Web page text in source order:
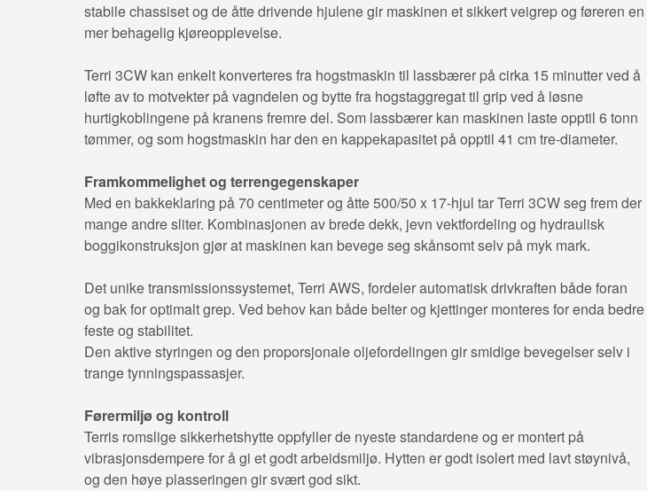
stabile chassiset og de åtte drivende hjulene gir maskinen et sikkert veigrep og føreren en
mer behagelig kjøreopplevelse.
Terri 3CW kan enkelt konverteres fra hogstmaskin til lassbærer på cirka 15 minutter ved å
løfte av to motvekter på vagndelen og bytte fra hogstaggregat til grip ved å løsne
hurtigkoblingene på kranens fremre del. Som lassbærer kan maskinen laste opptil 6 tonn
tømmer, og som hogstmaskin har den en kappekapasitet på opptil 41 cm tre-diameter.
Framkommelighet og terrengegenskaper
Med en bakkeklaring på 70 centimeter og åtte 500/50 x 17-hjul tar Terri 3CW seg frem der
mange andre sliter. Kombinasjonen av brede dekk, jevn vektfordeling og hydraulisk
boggikonstruksjon gjør at maskinen kan bevege seg skånsomt selv på myk mark.
Det unike transmissionssystemet, Terri AWS, fordeler automatisk drivkraften både foran
og bak for optimalt grep. Ved behov kan både belter og kjettinger monteres for enda bedre
feste og stabilitet.
Den aktive styringen og den proporsjonale oljefordelingen gir smidige bevegelser selv i
trange tynningspassasjer.
Førermiljø og kontroll
Terris romslige sikkerhetshytte oppfyller de nyeste standardene og er montert på
vibrasjonsdempere for å gi et godt arbeidsmiljø. Hytten er godt isolert med lavt støynivå,
og den høye plasseringen gir svært god sikt.